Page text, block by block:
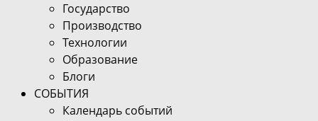
Государство
Производство
Технологии
Образование
Блоги
СОБЫТИЯ
Календарь событий